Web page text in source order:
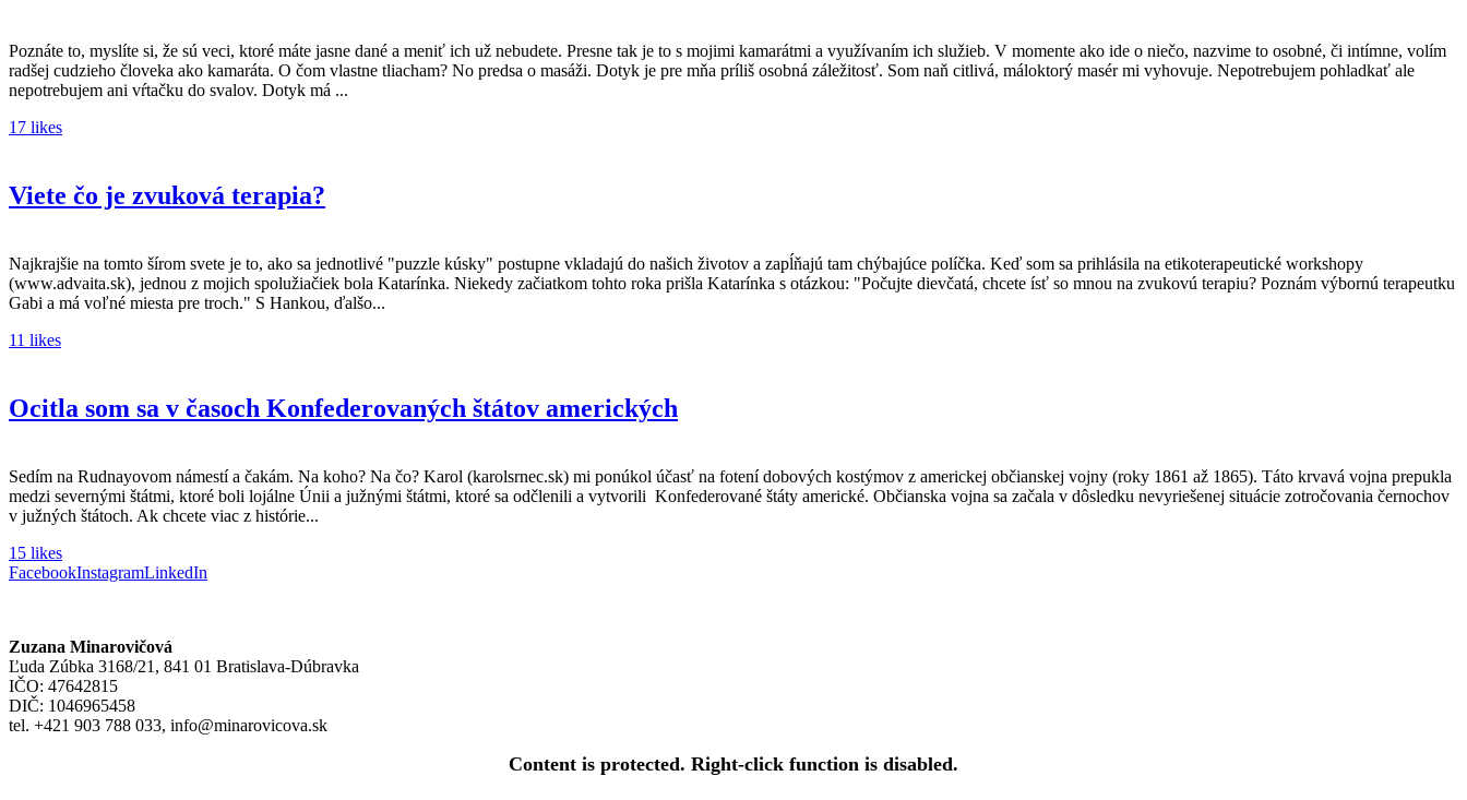
Poznáte to, myslíte si, že sú veci, ktoré máte jasne dané a meniť ich už nebudete. Presne tak je to s mojimi kamarátmi a využívaním ich služieb. V momente ako ide o niečo, nazvime to osobné, či intímne, volím
radšej cudzieho človeka ako kamaráta. O čom vlastne tliacham? No predsa o masáži. Dotyk je pre mňa príliš osobná záležitosť. Som naň citlivá, máloktorý masér mi vyhovuje. Nepotrebujem pohladkať ale
nepotrebujem ani vŕtačku do svalov. Dotyk má ...
17 likes
Viete čo je zvuková terapia?
Najkrajšie na tomto šírom svete je to, ako sa jednotlivé "puzzle kúsky" postupne vkladajú do našich životov a zapĺňajú tam chýbajúce políčka. Keď som sa prihlásila na etikoterapeutické workshopy
(www.advaita.sk), jednou z mojich spolužiačiek bola Katarínka. Niekedy začiatkom tohto roka prišla Katarínka s otázkou: "Počujte dievčatá, chcete ísť so mnou na zvukovú terapiu? Poznám výbornú terapeutku
Gabi a má voľné miesta pre troch." S Hankou, ďalšo...
11 likes
Ocitla som sa v časoch Konfederovaných štátov amerických
Sedím na Rudnayovom námestí a čakám. Na koho? Na čo? Karol (karolsrnec.sk) mi ponúkol účasť na fotení dobových kostýmov z americkej občianskej vojny (roky 1861 až 1865). Táto krvavá vojna prepukla
medzi severnými štátmi, ktoré boli lojálne Únii a južnými štátmi, ktoré sa odčlenili a vytvorili Konfederované štáty americké. Občianska vojna sa začala v dôsledku nevyriešenej situácie zotročovania černochov
v južných štátoch. Ak chcete viac z histórie...
15 likes
FacebookInstagramLinkedIn
Zuzana Minarovičová
Ľuda Zúbka 3168/21, 841 01 Bratislava-Dúbravka
IČO: 47642815
DIČ: 1046965458
tel. +421 903 788 033, info@minarovicova.sk
Content is protected. Right-click function is disabled.